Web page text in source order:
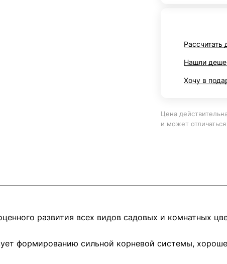
Рассчитать
Нашли
Хочу в
Цена
и может
развития всех видов садовых и комнатных
формированию сильной корневой системы,